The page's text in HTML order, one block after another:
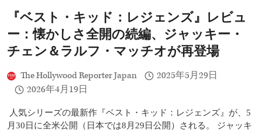
る
30
億
円
の
ス
ー
ト
『ベスト・キッド：レジェンズ』レビュ
ー：懐かしさ全開の続編、ジャッキー・
チェン＆ラルフ・マッチオが再登場
The Hollywood Reporter Japan
2025年5月29日
2026年4月19日
人気シリーズの最新作『ベスト・キッド：レジェンズ』が、5
月30日に全米公開（日本では8月29日公開）される。 ジャッキ